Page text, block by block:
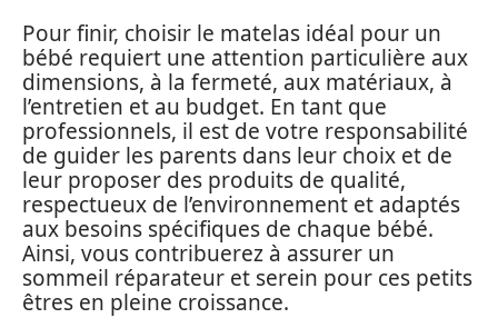
Pour finir, choisir le matelas idéal pour un
bébé requiert une attention particulière aux
dimensions, à la fermeté, aux matériaux, à
l’entretien et au budget. En tant que
professionnels, il est de votre responsabilité
de guider les parents dans leur choix et de
leur proposer des produits de qualité,
respectueux de l’environnement et adaptés
aux besoins spécifiques de chaque bébé.
Ainsi, vous contribuerez à assurer un
sommeil réparateur et serein pour ces petits
êtres en pleine croissance.